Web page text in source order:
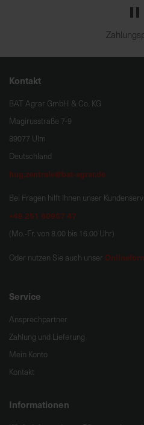
Kontakt
BAT Agrar GmbH & Co. KG
Magirusstraße 7-9
89077 Ulm
Deutschland
hug.zentrale@bat-agrar.de
Bei Fragen hilft Ihnen unser
+49 251 60957 47
(Mo.-Fr. von 8.00 bis 16.00 Uhr)
Oder nutzen Sie auch unser
Service
Ansprechpartner
Zahlung und Lieferung
Mein Konto
Kontakt
Informationen